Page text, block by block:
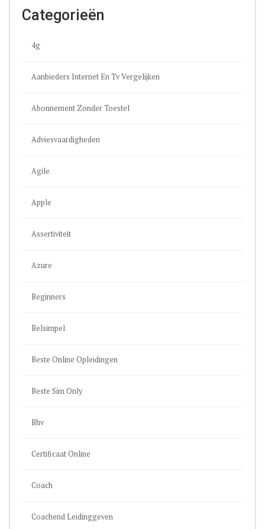
Categorieën
4g
Aanbieders Internet En Tv Vergelijken
Abonnement Zonder Toestel
Adviesvaardigheden
Agile
Apple
Assertiviteit
Azure
Beginners
Belsimpel
Beste Online Opleidingen
Beste Sim Only
Bhv
Certificaat Online
Coach
Coachend Leidinggeven